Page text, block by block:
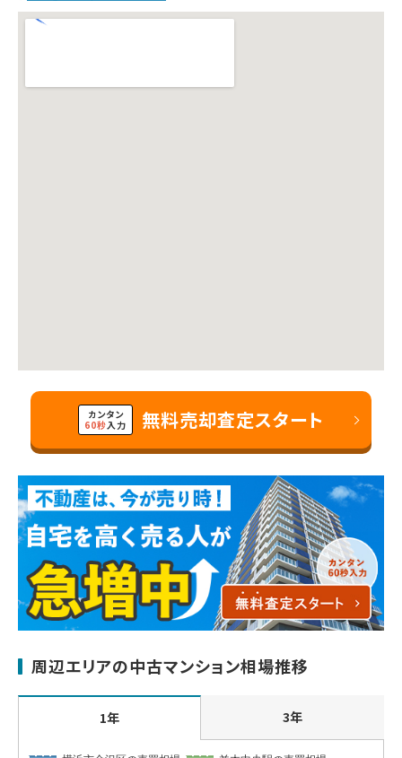
カンタン
60秒入力 無料売却査定スタート
周辺エリアの中古マンション相場推移
1年 3年